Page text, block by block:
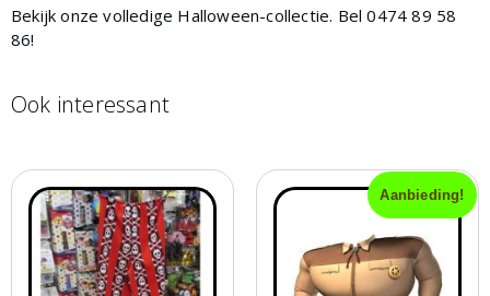
Bekijk onze volledige Halloween-collectie. Bel 0474 89 58
86!
Ook interessant
Aanbieding!